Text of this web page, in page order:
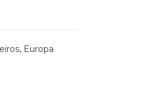
, Europa